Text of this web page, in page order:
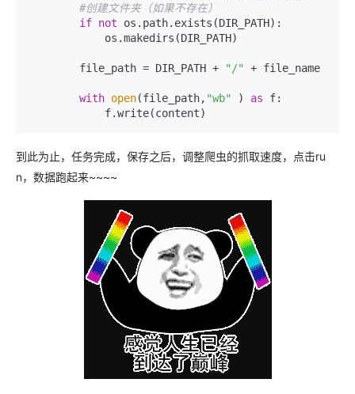
#创建文件夹（如果不存在）
if not os.path.exists(DIR_PATH):
        file_path = DIR_PATH +
"/" + file_name
with open(file_path, "wb" ) as f:
            f.write(content)
到此为止，任务完成，保存之后，调整爬虫的抓取速度，点击ru
n，数据跑起来~~~~